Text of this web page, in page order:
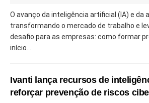
O avanço da inteligência artificial (IA) e da
transformando o mercado de trabalho e
desafio para as empresas: como formar
início...
Ivanti lança recursos de
reforçar prevenção de riscos